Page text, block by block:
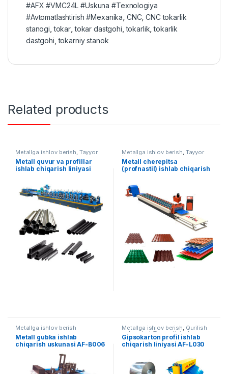
#AFX #VMC24L #Uskuna #Texnologiya
#Avtomatlashtirish #Mexanika CNC,CNC tokarlik
stanogi ,tokar ,tokar dastgohi ,tokarlik ,tokarlik
dastgohi ,tokarniy stanok
Related products
Metallga ishlov berish, Tayyor
liniyalar
Metall quvur va profillar
ishlab chiqarish liniyasi
Metallga ishlov berish, Tayyor
liniyalar
Metall cherepitsa
(profnastil) ishlab chiqarish
Metallga ishlov berish
Metall gubka ishlab
chiqarish uskunasi AF-B006
Metallga ishlov berish, Qurilish
uskunalari,Tayyor liniyalar
Gipsokarton profil ishlab
chiqarish liniyasi AF-L030